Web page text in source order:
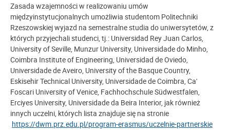
Zasada wzajemności w realizowaniu umów
międzyinstytucjonalnych umożliwia studentom Politechniki
Rzeszowskiej wyjazd na semestralne studia do uniwersytetów, z
których przyjechali studenci, tj.: Universidad Rey Juan Carlos,
University of Seville, Munzur University, Universidade do Minho,
Coimbra Institute of Engineering, Universidad de Oviedo,
Universidade de Aveiro, University of the Basque Country,
Eskisehir Technical University, Universidade de Coimbra, Ca'
Foscari University of Venice, Fachhochschule Südwestfalen,
Erciyes University, Universidade da Beira Interior, jak również
innych uczelni, których lista znajduje się na stronie
https://dwm.prz.edu.pl/program-erasmus/uczelnie-partnerskie